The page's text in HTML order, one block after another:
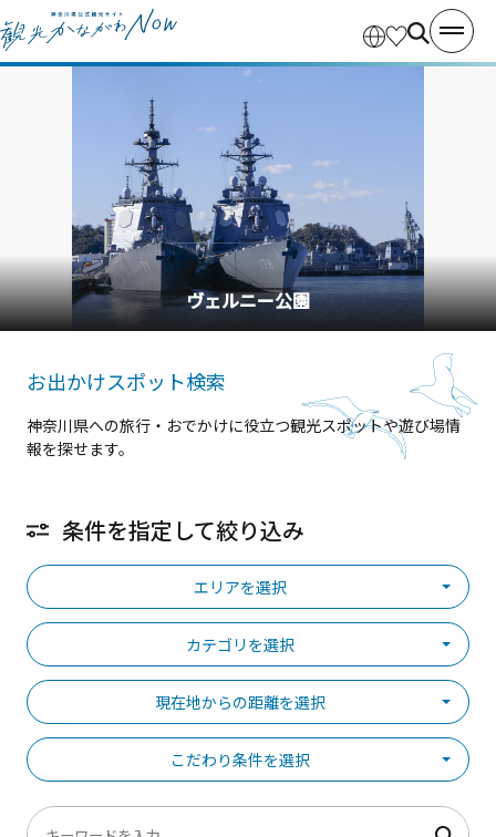
横浜中華街
お出かけスポット検索
神奈川県への旅行・おでかけに役立つ観光スポットや遊び場情
報を探せます。
条件を指定して絞り込み
エリアを選択
カテゴリを選択
現在地からの距離を選択
こだわり条件を選択